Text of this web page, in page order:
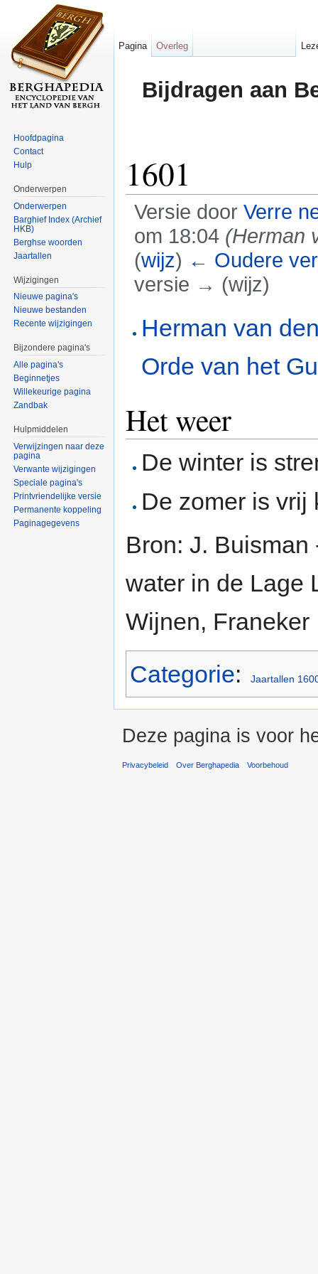
Bijdragen aan
1601
Versie door Verre
om 18:04 (Herman
(wijz) ← Oudere
versie → (wijz)
Herman van
Orde van het
Het weer
De winter is
De zomer is vrij
Bron: J.
water in de Lage
Wijnen, Franeker
Categorie: Jaartallen
Pagina Overleg
Hoofdpagina
Contact
Hulp
Onderwerpen
Onderwerpen
Barghief Index (Archief
HKB)
Berghse woorden
Jaartallen
Wijzigingen
Nieuwe pagina's
Nieuwe bestanden
Recente wijzigingen
Bijzondere pagina's
Alle pagina's
Beginnetjes
Willekeurige pagina
Zandbak
Hulpmiddelen
Verwijzingen naar deze
pagina
Verwante wijzigingen
Speciale pagina's
Printvriendelijke versie
Permanente koppeling
Paginagegevens
Deze pagina is voor
Privacybeleid Over Berghapedia Voorbehoud